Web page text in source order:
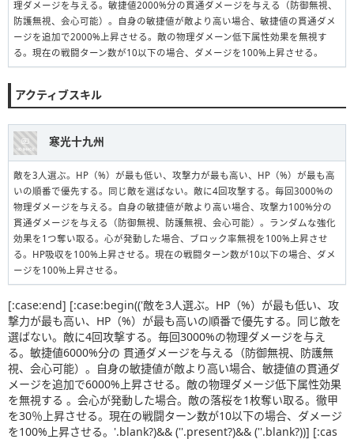
理ダメージを与える。敏捷値2000%分の貫通ダメージを与える（防御無視、
防護無視、会心可能）。自身の敏捷値が敵より高い場合、敏捷値の貫通ダメ
ージを追加で2000%上昇させる。敵の物理ダメーン低下属性効果を無視す
る。現在の戦闘ターン数が10以下の場合、ダメージを100%上昇させる。
アクティブスキル
寒光十九州
敵を3人選ぶ。HP（%）が最も低い、攻撃力が最も高い、HP（%）が最も高
いの順番で優先する。同じ敵を選ばない。敵に4回攻撃する。毎回3000%の
物理ダメージを与える。自身の敏捷値が敵より高い場合、攻撃力100%分の
貫通ダメージを与える（防御無視、防護無視、会心可能）。ランダムな強化
効果を1つ奪い取る。心が発動した場合、ブロック率無視を100%上昇させ
る。HP吸収を100%上昇させる。現在の戦闘ターン数が10以下の場合、ダメ
ージを100%上昇させる。
[:case:end] [:case:begin(('敵を3人選ぶ。HP（%）が最も低い、攻
撃力が最も高い、HP（%）が最も高いの順番で優先する。同じ敵を
選ばない。敵に4回攻撃する。毎回3000%の物理ダメージを与え
る。敏捷値6000%分の 貫通ダメージを与える（防御無視、防護無
視、会心可能）。自身の敏捷値が敵より高い場合、敏捷値の貫通ダ
メージを追加で6000%上昇させる。敵の物理ダメージ低下属性効果
を無視する 。会心が発動した場合。敵の落桜を1枚奪い取る。徹甲
を30％上昇させる。現在の戦闘ターン数が10以下の場合、ダメージ
を100%上昇させる。'.blank?)&& (''.present?)&& (''.blank?))] [:cas